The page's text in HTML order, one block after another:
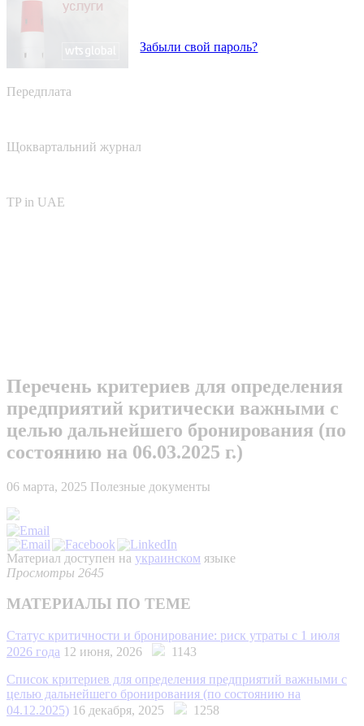
Забыли свой пароль?
Передплата
Щоквартальний журнал
TP in UAE
Перечень критериев для определения
предприятий критически важными с
целью дальнейшего бронирования (по
состоянию на 06.03.2025 г.)
06 марта, 2025 Полезные документы
Материал доступен на украинском языке
Просмотры 2645
МАТЕРИАЛЫ ПО ТЕМЕ
Статус критичности и бронирование: риск утраты с 1 июля
2026 года 12 июня, 2026
1143
Список критериев для определения предприятий важными с
целью дальнейшего бронирования (по состоянию на
04.12.2025) 16 декабря, 2025
1258